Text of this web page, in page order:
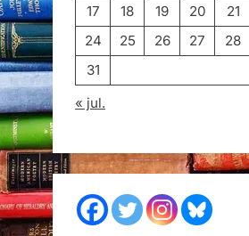
17
18 19 20 21
24
25 26 27 28
31
« jul.